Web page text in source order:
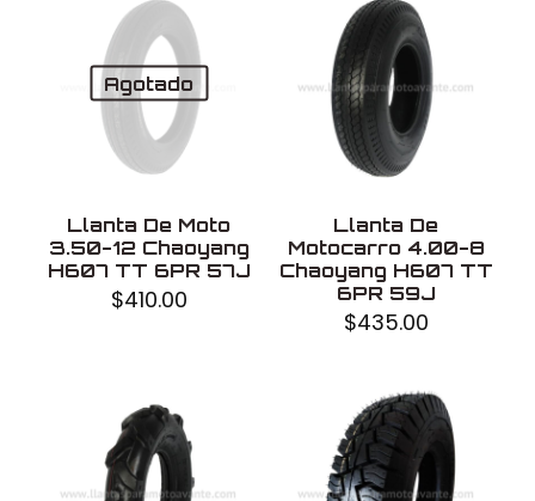
Agotado
Llanta De Moto
3.50-12 Chaoyang
H607 TT 6PR 57J
$410.00
Llanta De
Motocarro 4.00-8
Chaoyang H607 TT
6PR 59J
$435.00